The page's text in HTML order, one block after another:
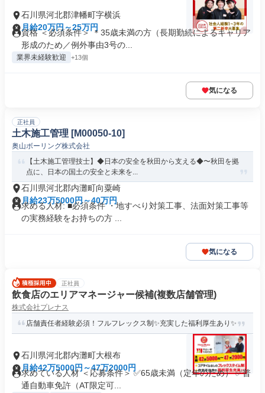
石川県河北郡津幡町字横浜
月給20万円～25万円
資格 ＜必須条件＞ ＊35歳未満の方（長期勤続によるキャリア
形成のため／例外事由3号の...
業界未経験歓迎 +13個
気になる
正社員
土木施工管理 [M00050-10]
奥山ボーリング株式会社
【土木施工管理技士】◆日本の安全を秋田から支える◆〜秋田を拠
点に、日本の国土の安全と未来を...
石川県河北郡内灘町向粟崎
月給23万5000円～40万円
求める人材: ■必須条件 ・地すべり対策工事、法面対策工事等
の実務経験をお持ちの方 ...
気になる
正社員
飲食店のエリアマネージャー候補(複数店舗管理)
株式会社プレナス
店舗責任者経験必須！フルフレックス制✨充実した福利厚生あり✨
石川県河北郡内灘町大根布
月給42万5000円～47万2000円
求めている人材 ＜応募条件＞ ✅65歳未満（定年のため） ✅普
通自動車免許（AT限定可...